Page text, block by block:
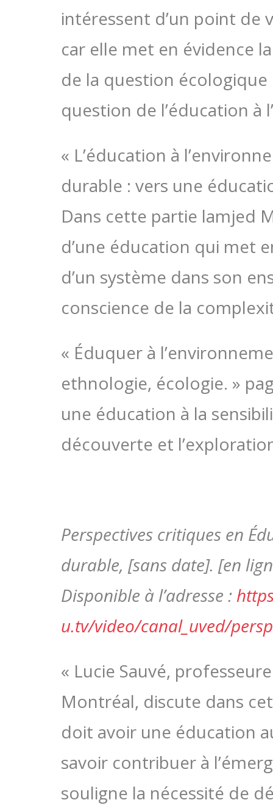
intéressent d’un point de
car elle met en évidence
de la question
question de l’éducation à
« L’éducation à
durable : vers une
Dans cette partie lamjed
d’une éducation qui met
d’un système dans son
conscience de la
« Éduquer à
ethnologie, écologie. »
une éducation à la
découverte et
Perspectives critiques en
durable, [sans date]. [en
Disponible à l’adresse :
u.tv/video/canal_uved/
« Lucie Sauvé,
Montréal, discute dans
doit avoir une éducation
savoir contribuer à
souligne la nécessité de